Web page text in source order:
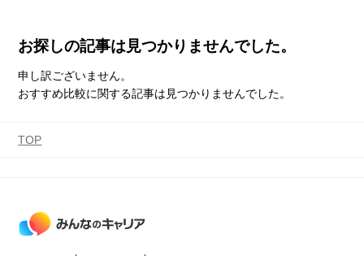
お探しの記事は見つかりませんでした。
申し訳ございません。
おすすめ比較に関する記事は見つかりませんでした。
TOP